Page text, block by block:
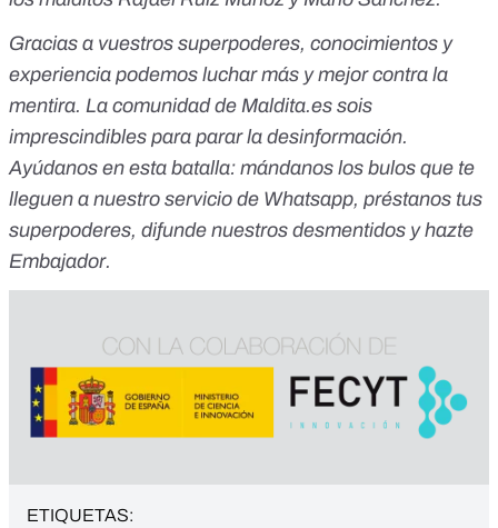
Gracias a vuestros superpoderes, conocimientos y
experiencia podemos luchar más y mejor contra la
mentira. La comunidad de Maldita.es sois
imprescindibles para parar la desinformación.
Ayúdanos en esta batalla: mándanos los bulos que te
lleguen a nuestro servicio de Whatsapp, préstanos tus
superpoderes, difunde nuestros desmentidos yhazte
Embajador.
ETIQUETAS: